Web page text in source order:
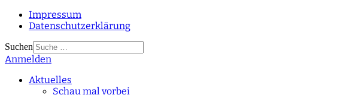
Impressum
Datenschutzerklärung
Suchen
Type 2 or more
Anmelden
Aktuelles
Schau mal vorbei